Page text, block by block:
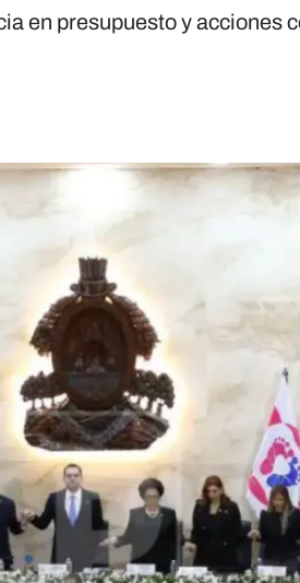
en presupuesto y acciones